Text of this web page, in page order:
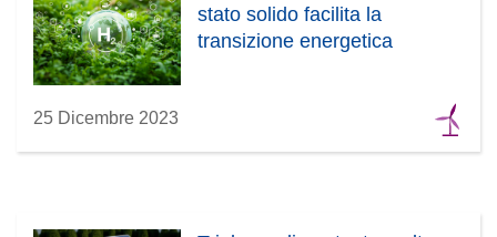
stato solido facilita la
transizione energetica
25 Dicembre 2023